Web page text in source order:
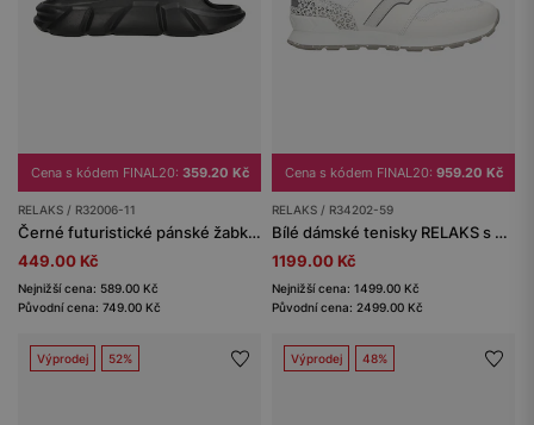
Cena s kódem FINAL20: 359.20 Kč
RELAKS / R32006-11
Černé futuristické pánské žabky RELAKS
449.00 Kč
Nejnižší cena: 589.00 Kč
Původní cena: 749.00 Kč
Cena s kódem FINAL20: 959.20 Kč
RELAKS / R34202-59
Bílé dámské tenisky RELAKS s aplikací ve stříbrném leopardím vzoru
1199.00 Kč
Nejnižší cena: 1499.00 Kč
Původní cena: 2499.00 Kč
Výprodej 52% Výprodej 48%